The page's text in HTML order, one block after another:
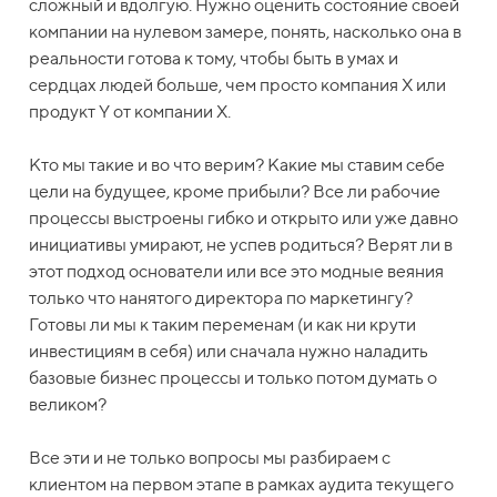
сложный и вдолгую. Нужно оценить состояние своей
компании на нулевом замере, понять, насколько она в
реальности готова к тому, чтобы быть в умах и
сердцах людей больше, чем просто компания Х или
продукт Y от компании X.
Кто мы такие и во что верим? Какие мы ставим себе
цели на будущее, кроме прибыли? Все ли рабочие
процессы выстроены гибко и открыто или уже давно
инициативы умирают, не успев родиться? Верят ли в
этот подход основатели или все это модные веяния
только что нанятого директора по маркетингу?
Готовы ли мы к таким переменам (и как ни крути
инвестициям в себя) или сначала нужно наладить
базовые бизнес процессы и только потом думать о
великом?
Все эти и не только вопросы мы разбираем с
клиентом на первом этапе в рамках аудита текущего